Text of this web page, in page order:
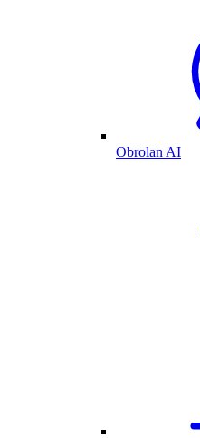
Obrolan AI